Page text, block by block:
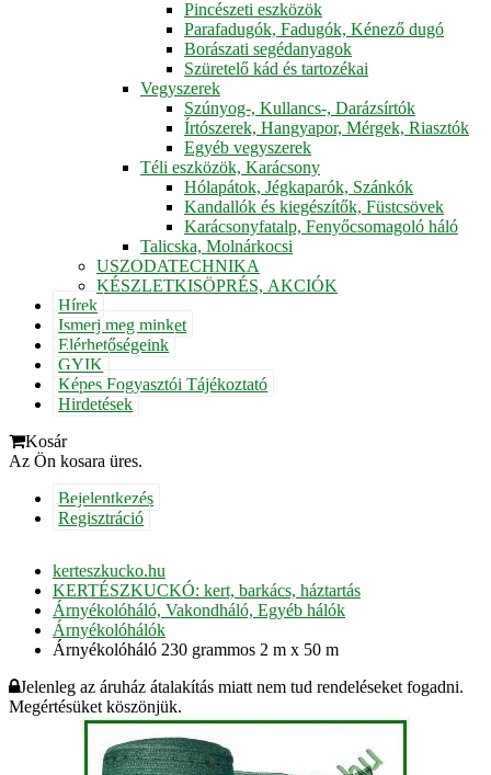
Pincészeti eszközök
Parafadugók, Fadugók, Kénező dugó
Borászati segédanyagok
Szüretelő kád és tartozékai
Vegyszerek
Szúnyog-, Kullancs-, Darázsírtók
Írtószerek, Hangyapor, Mérgek, Riasztók
Egyéb vegyszerek
Téli eszközök, Karácsony
Hólapátok, Jégkaparók, Szánkók
Kandallók és kiegészítők, Füstcsövek
Karácsonyfatalp, Fenyőcsomagoló háló
Talicska, Molnárkocsi
USZODATECHNIKA
KÉSZLETKISÖPRÉS, AKCIÓK
Hírek
Ismerj meg minket
Elérhetőségeink
GYIK
Képes Fogyasztói Tájékoztató
Hirdetések
Kosár
Az Ön kosara üres.
Bejelentkezés
Regisztráció
kerteszkucko.hu
KERTÉSZKUCKÓ: kert, barkács, háztartás
Árnyékolóháló, Vakondháló, Egyéb hálók
Árnyékolóhálók
Árnyékolóháló 230 grammos 2 m x 50 m
Jelenleg az áruház átalakítás miatt nem tud rendeléseket fogadni.
Megértésüket köszönjük.